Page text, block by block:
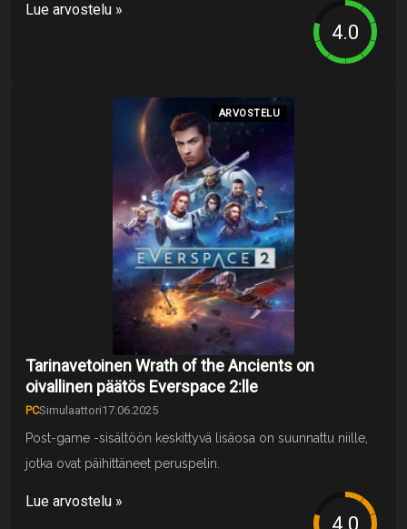
Lue arvostelu »
ARVOSTELU
Tarinavetoinen Wrath of the Ancients on
oivallinen päätös Everspace 2:lle
PCSimulaattori17.06.2025
Post-game -sisältöön keskittyvä lisäosa on suunnattu niille,
jotka ovat päihittäneet peruspelin.
Lue arvostelu »